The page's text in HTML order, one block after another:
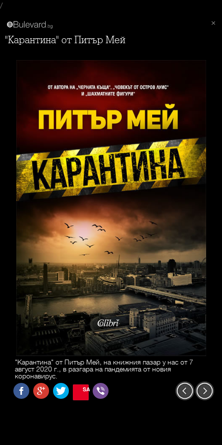
/
"Карантина" от Питър Мей
"Карантина" от Питър Мей, на книжния пазар у нас от 7
август 2020 г., в разгара на пандемията от новия
коронавирус.
SAVE